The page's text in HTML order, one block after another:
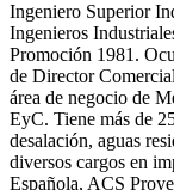
Ingeniero Superior
Ingenieros
Promoción 1981.
de Director
área de negocio de
EyC. Tiene más de
desalación, aguas
diversos cargos en
Española, ACS